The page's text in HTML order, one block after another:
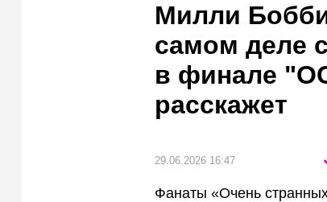
Милли
самом деле
в финале
расскажет
29.06.2026 16:47
Фанаты «Очень